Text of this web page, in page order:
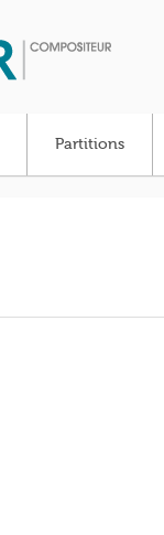
Partitions